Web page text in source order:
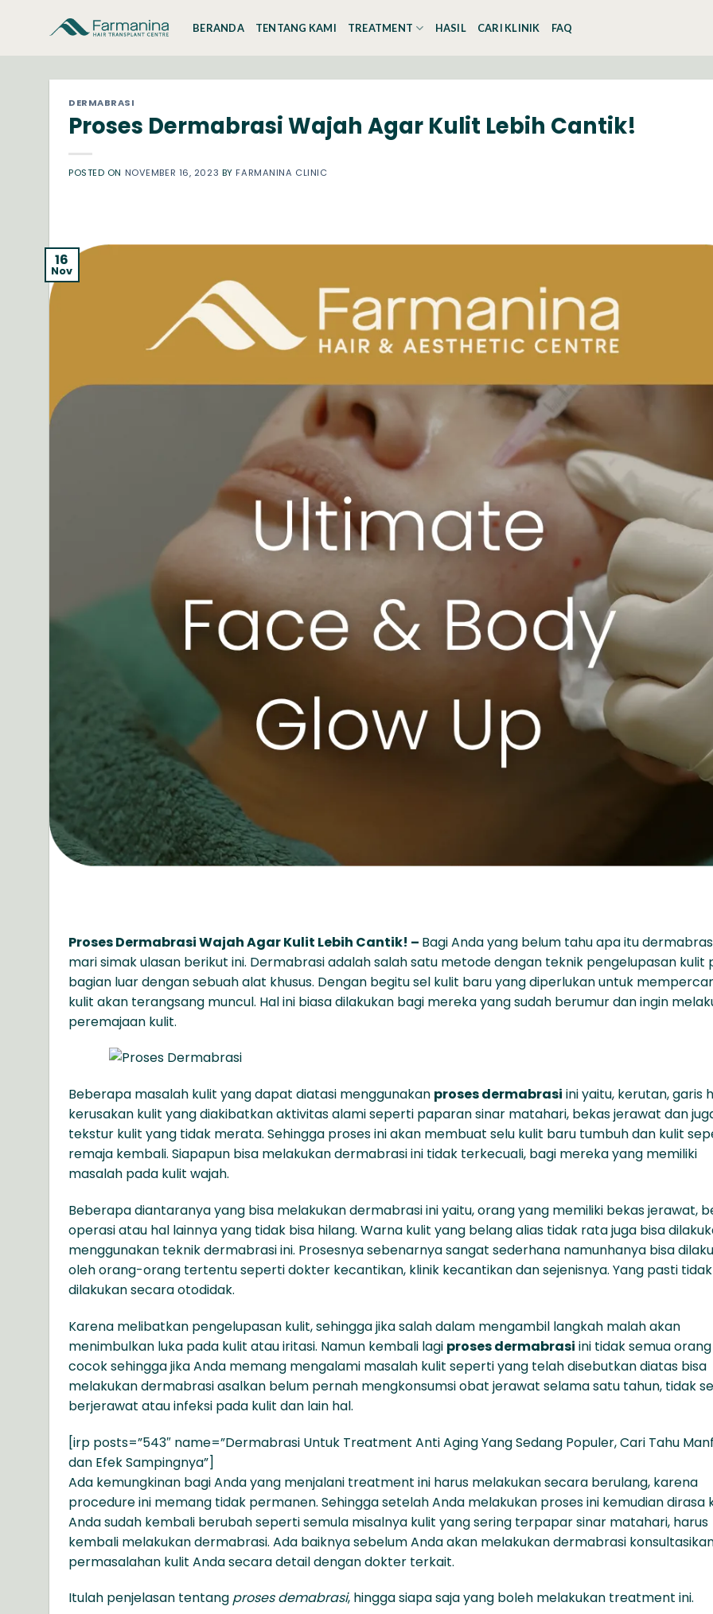
BERANDA TENTANG KAMI TREATMENT HASIL CARI KLINIK FAQ
DERMABRASI
Proses Dermabrasi Wajah Agar Kulit Lebih Cantik!
POSTED ON NOVEMBER 16, 2023 BY FARMANINA CLINIC
16
Nov
Proses Dermabrasi Wajah Agar Kulit Lebih Cantik! – Bagi Anda yang belum tahu apa itu
mari simak ulasan berikut ini. Dermabrasi adalah salah satu metode dengan teknik pengelupasan kulit
bagian luar dengan sebuah alat khusus. Dengan begitu sel kulit baru yang diperlukan untuk
kulit akan terangsang muncul. Hal ini biasa dilakukan bagi mereka yang sudah berumur dan ingin
peremajaan kulit.
Beberapa masalah kulit yang dapat diatasi menggunakan proses dermabrasi ini yaitu, kerutan, garis
kerusakan kulit yang diakibatkan aktivitas alami seperti paparan sinar matahari, bekas jerawat dan
tekstur kulit yang tidak merata. Sehingga proses ini akan membuat selu kulit baru tumbuh dan kulit
remaja kembali. Siapapun bisa melakukan dermabrasi ini tidak terkecuali, bagi mereka yang memiliki
masalah pada kulit wajah.
Beberapa diantaranya yang bisa melakukan dermabrasi ini yaitu, orang yang memiliki bekas jerawat,
operasi atau hal lainnya yang tidak bisa hilang. Warna kulit yang belang alias tidak rata juga bisa
menggunakan teknik dermabrasi ini. Prosesnya sebenarnya sangat sederhana namunhanya bisa
oleh orang-orang tertentu seperti dokter kecantikan, klinik kecantikan dan sejenisnya. Yang pasti
dilakukan secara otodidak.
Karena melibatkan pengelupasan kulit, sehingga jika salah dalam mengambil langkah malah akan
menimbulkan luka pada kulit atau iritasi. Namun kembali lagi proses dermabrasi ini tidak semua orang
cocok sehingga jika Anda memang mengalami masalah kulit seperti yang telah disebutkan diatas bisa
melakukan dermabrasi asalkan belum pernah mengkonsumsi obat jerawat selama satu tahun, tidak
berjerawat atau infeksi pada kulit dan lain hal.
[irp posts=”543″ name=”Dermabrasi Untuk Treatment Anti Aging Yang Sedang Populer, Cari Tahu
dan Efek Sampingnya”]
Ada kemungkinan bagi Anda yang menjalani treatment ini harus melakukan secara berulang, karena
procedure ini memang tidak permanen. Sehingga setelah Anda melakukan proses ini kemudian dirasa
Anda sudah kembali berubah seperti semula misalnya kulit yang sering terpapar sinar matahari, harus
kembali melakukan dermabrasi. Ada baiknya sebelum Anda akan melakukan dermabrasi
permasalahan kulit Anda secara detail dengan dokter terkait.
Itulah penjelasan tentang proses demabrasi, hingga siapa saja yang boleh melakukan treatment ini.